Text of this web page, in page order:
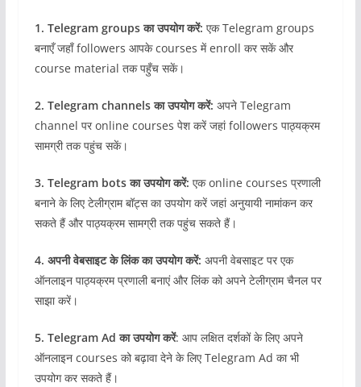
1. Telegram groups का उपयोग करें: एक Telegram groups
बनाएँ जहाँ followers आपके courses में enroll कर सकें और
course material तक पहुँच सकें।
2. Telegram channels का उपयोग करें: अपने Telegram
channel पर online courses पेश करें जहां followers पाठ्यक्रम
सामग्री तक पहुंच सकें।
3. Telegram bots का उपयोग करें: एक online courses प्रणाली
बनाने के लिए टेलीग्राम बॉट्स का उपयोग करें जहां अनुयायी नामांकन कर
सकते हैं और पाठ्यक्रम सामग्री तक पहुंच सकते हैं।
4. अपनी वेबसाइट के लिंक का उपयोग करें: अपनी वेबसाइट पर एक
ऑनलाइन पाठ्यक्रम प्रणाली बनाएं और लिंक को अपने टेलीग्राम चैनल पर
साझा करें।
5. Telegram Ad का उपयोग करें: आप लक्षित दर्शकों के लिए अपने
ऑनलाइन courses को बढ़ावा देने के लिए Telegram Ad का भी
उपयोग कर सकते हैं।